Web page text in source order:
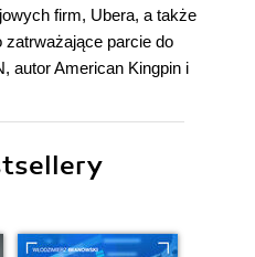
firm, Ubera, a także
zatrważające parcie do
autor American Kingpin i